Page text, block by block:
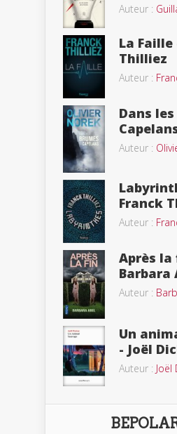
Auteur :
La
Thilliez
Auteur :
Dans
Auteur :
Franck
Auteur :
Après la
Barbara
Auteur :
Un
- Joël
Auteur : Joël